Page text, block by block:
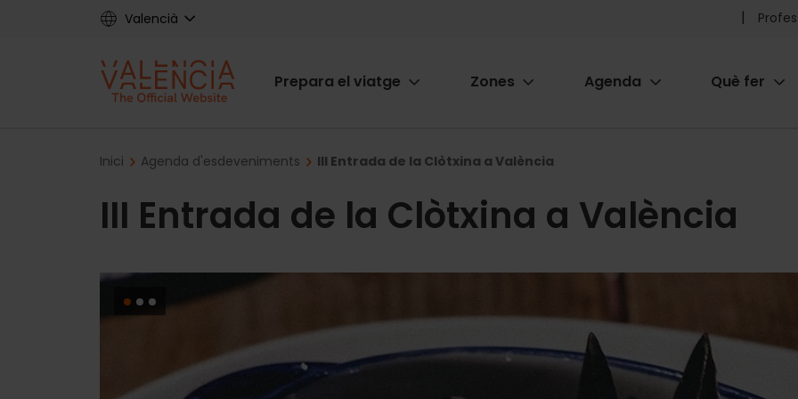
Valencià
Pre
Main
Prepara el viatge Zones Agenda Què fer
Breadcrumb
Inici Agenda d'esdeveniments III Entrada de la Clòtxina a València
III Entrada de la Clòtxina a València